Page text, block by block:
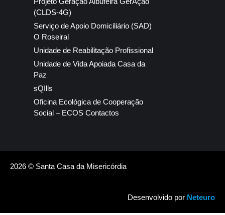
(CLDS-4G)
Serviço de Apoio Domiciliário (SAD)
O Roseiral
Unidade de Reabilitação Profissional
Unidade de Vida Apoiada Casa da
Paz
sQIlls
Oficina Ecológica de Cooperação
Social – ECOS Contactos
2026 © Santa Casa da Misericórdia
Desenvolvido por Neteuro